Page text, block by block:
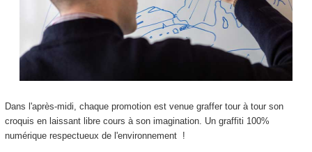
Dans l'après-midi, chaque promotion est venue graffer tour à tour son
croquis en laissant libre cours à son imagination. Un graffiti 100%
numérique respectueux de l'environnement !